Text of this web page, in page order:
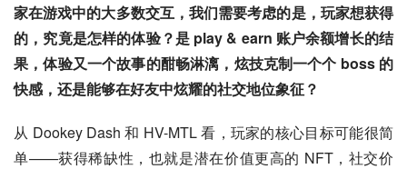
家在游戏中的大多数交互，我们需要考虑的是，玩家想获得
的，究竟是怎样的体验？是 play & earn 账户余额增长的结
果，体验又一个故事的酣畅淋漓，炫技克制一个个 boss 的
快感，还是能够在好友中炫耀的社交地位象征？
从 Dookey Dash 和 HV-MTL 看，玩家的核心目标可能很简
单——获得稀缺性，也就是潜在价值更高的 NFT，社交价